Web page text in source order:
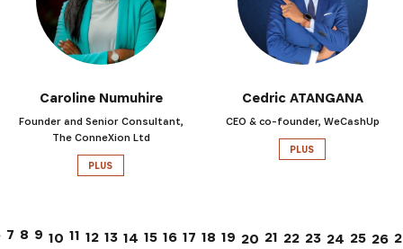
Caroline Numuhire
Founder and Senior Consultant,
The ConneXion Ltd
PLUS
Cedric ATANGANA
CEO & co-founder, WeCashUp
PLUS
7 8 9 10 11 12 13 14 15 16 17 18 19 20 21 22 23 24 25 26